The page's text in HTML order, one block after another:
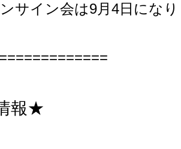
サイン会は9月 4日にな
報★